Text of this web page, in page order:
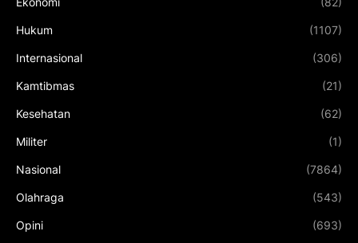
Hukum (1107)
Internasional (306)
Kamtibmas (21)
Kesehatan (62)
Militer (1)
Nasional (7864)
Olahraga (543)
Opini (693)